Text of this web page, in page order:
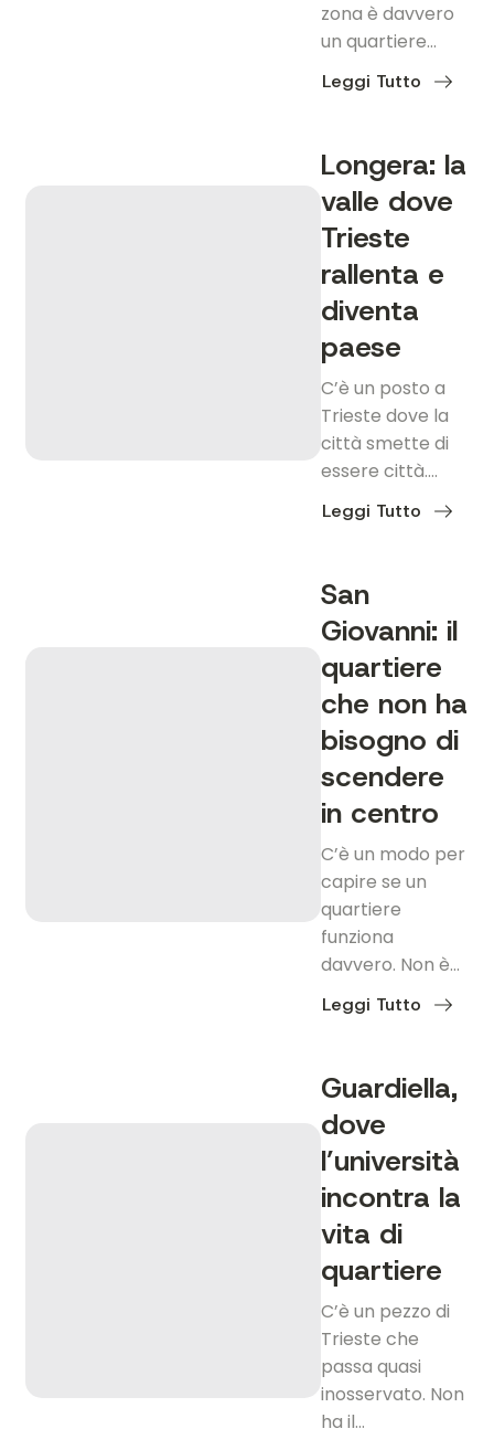
zona è davvero
un quartiere…
Leggi Tutto
about
dove
Trieste
rallenta
senza
fermarsi
Longera: la
valle dove
Trieste
rallenta e
diventa
paese
C’è un posto a
Trieste dove la
città smette di
essere città….
Leggi Tutto
about
dove
Trieste
rallenta
e
diventa
paese
San
Giovanni: il
quartiere
che non ha
bisogno di
scendere
in centro
C’è un modo per
capire se un
quartiere
funziona
davvero. Non è…
Leggi Tutto
about
quartiere
che
non
ha
bisogno
di
scendere
in
centro
Guardiella,
dove
l’università
incontra la
vita di
quartiere
C’è un pezzo di
Trieste che
passa quasi
inosservato. Non
ha il…